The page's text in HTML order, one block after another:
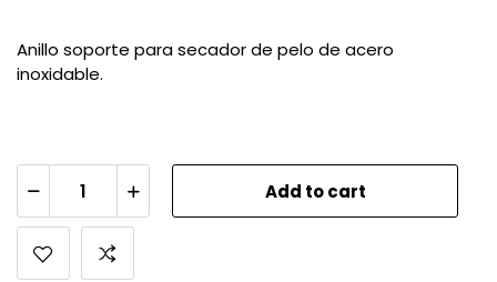
Anillo soporte para secador de pelo de acero
inoxidable.
Add to cart